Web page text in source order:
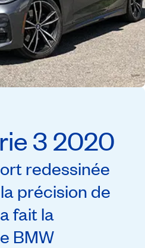
32020
redessinée
précision de
fait la
BMW